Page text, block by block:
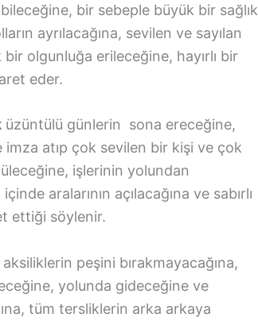
bir sebeple büyük bir sağlık
ayrılacağına, sevilen ve sayılan
olgunluğa erileceğine, hayırlı bir
eder.
üzüntülü günlerin sona ereceğine,
atıp çok sevilen bir kişi ve çok
işlerinin yolundan
aralarının açılacağına ve sabırlı
ettiği söylenir.
aksiliklerin peşini bırakmayacağına,
yolunda gideceğine ve
tüm tersliklerin arka arkaya